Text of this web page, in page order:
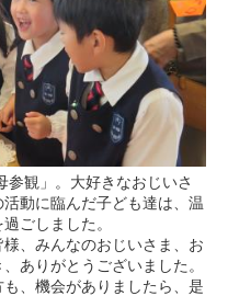
観」。大好きなおじいさ
動に臨んだ子ども達は、温
ごしました。
、みんなのおじいさま、お
ありがとうございました。
、機会がありましたら、是